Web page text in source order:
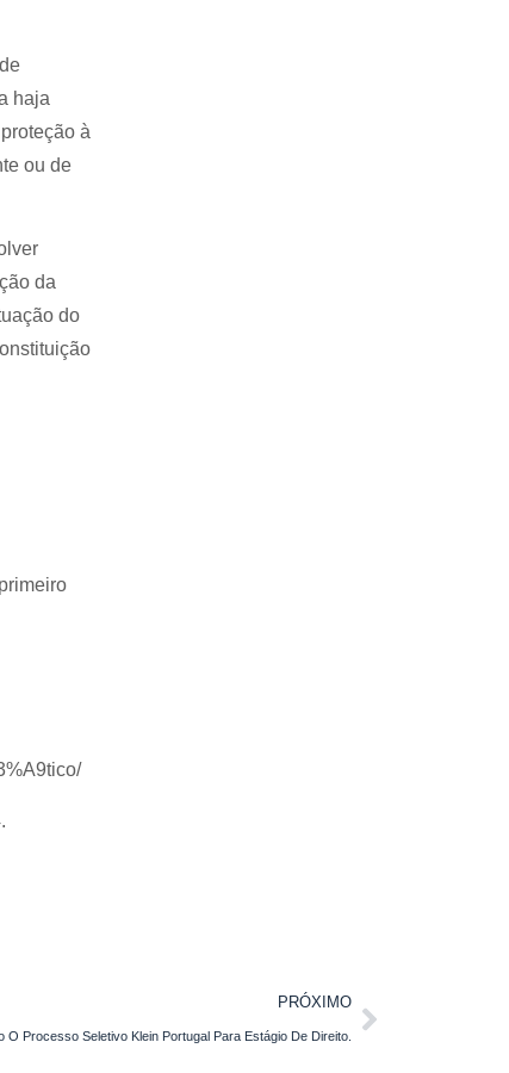
haja
à
ou de
da
do
PRÓXIMO
O Processo Seletivo Klein Portugal Para Estágio De Direito.